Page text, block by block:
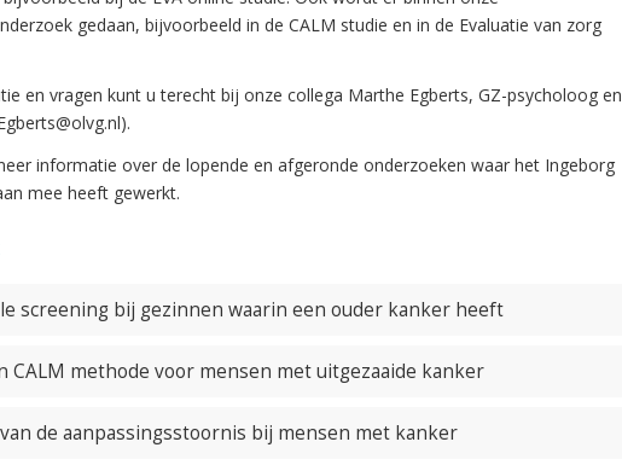
gedaan, bijvoorbeeld in de CALM studie en in de Evaluatie van zorg
en vragen kunt u terecht bij onze collega Marthe Egberts, GZ-psycholoog en
informatie over de lopende en afgeronde onderzoeken waar het Ingeborg
mee heeft gewerkt.
screening bij gezinnen waarin een ouder kanker heeft
CALM methode voor mensen met uitgezaaide kanker
de aanpassingsstoornis bij mensen met kanker